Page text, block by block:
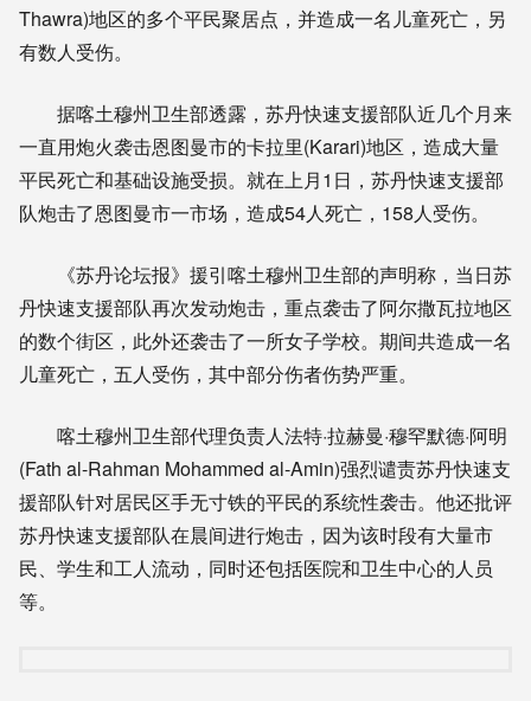
Thawra)地区的多个平民聚居点，并造成一名儿童死亡，另
有数人受伤。
据喀土穆州卫生部透露，苏丹快速支援部队近几个月来
一直用炮火袭击恩图曼市的卡拉里(Karari)地区，造成大量
平民死亡和基础设施受损。就在上月1日，苏丹快速支援部
队炮击了恩图曼市一市场，造成54人死亡，158人受伤。
《苏丹论坛报》援引喀土穆州卫生部的声明称，当日苏
丹快速支援部队再次发动炮击，重点袭击了阿尔撒瓦拉地区
的数个街区，此外还袭击了一所女子学校。期间共造成一名
儿童死亡，五人受伤，其中部分伤者伤势严重。
喀土穆州卫生部代理负责人法特·拉赫曼·穆罕默德·阿明
(Fath al-Rahman Mohammed al-Amin)强烈谴责苏丹快速支
援部队针对居民区手无寸铁的平民的系统性袭击。他还批评
苏丹快速支援部队在晨间进行炮击，因为该时段有大量市
民、学生和工人流动，同时还包括医院和卫生中心的人员
等。